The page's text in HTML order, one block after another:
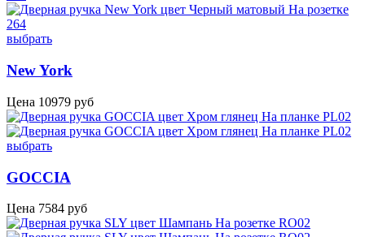
выбрать
New York
Цена 10979 руб
выбрать
GOCCIA
Цена 7584 руб